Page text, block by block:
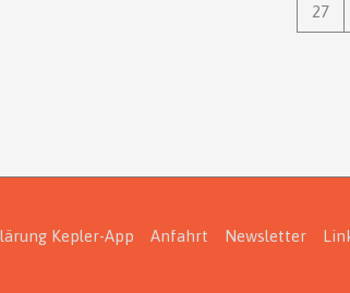
27
Kepler-App Anfahrt Newsletter